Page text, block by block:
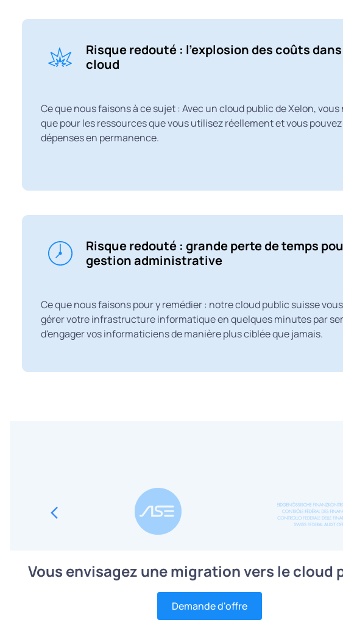
Risque redouté : l'explosion des coûts
cloud
Ce que nous faisons à ce sujet : Avec un cloud public de Xelon, vous
que pour les ressources que vous utilisez réellement et vous
dépenses en permanence.
Risque redouté : grande perte de temps
gestion administrative
Ce que nous faisons pour y remédier : notre cloud public suisse
gérer votre infrastructure informatique en quelques minutes par
d'engager vos informaticiens de manière plus ciblée que jamais.
Vous envisagez une migration vers le cloud
Demande d'offre